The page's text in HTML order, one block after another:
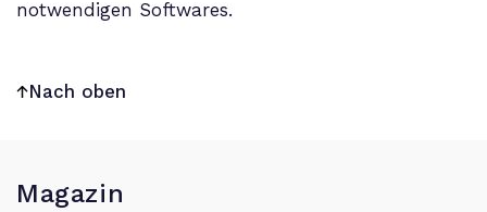
notwendigen Softwares.
Nach oben
Magazin